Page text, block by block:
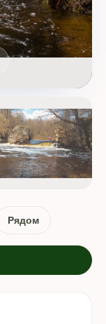
Рядом